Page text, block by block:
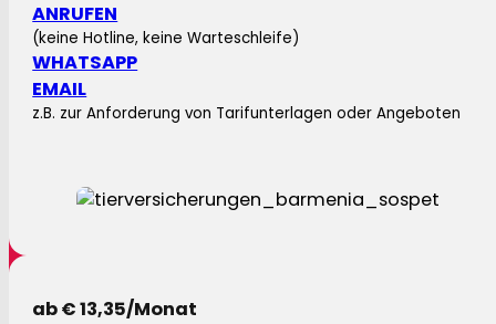
ANRUFEN
(keine Hotline, keine Warteschleife)
WHATSAPP
EMAIL
z.B. zur Anforderung von Tarifunterlagen oder Angeboten
ab € 13,35/Monat